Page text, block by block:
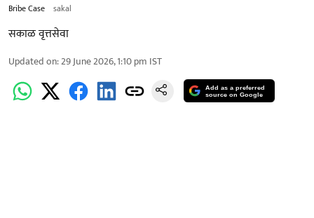
Bribe Case sakal
सकाळ वृत्तसेवा
Updated on:29 June 2026, 1:10 pm IST
Add as a preferred
source on Google